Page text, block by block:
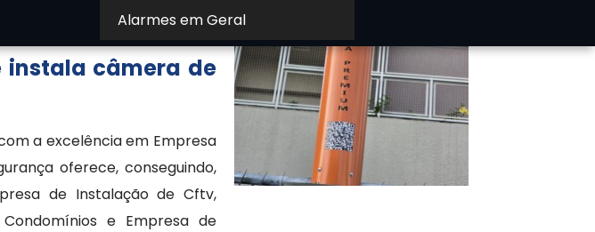
Alarmes em Geral
instala câmera de
a excelência em Empresa
oferece, conseguindo,
de Instalação de Cftv,
e Empresa de